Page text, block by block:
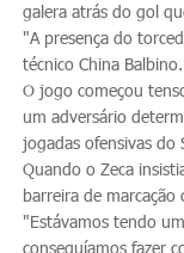
galera atrás do gol
"A presença do
técnico China Balbino.
O jogo começou
um adversário
jogadas ofensivas do
Quando o Zeca
barreira de
"Estávamos tendo
conseguíamos fazer